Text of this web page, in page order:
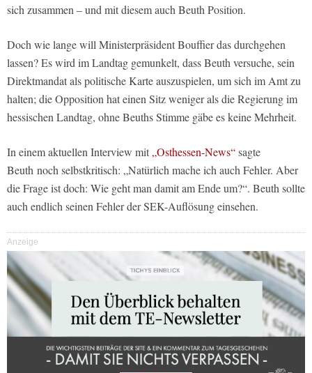
sich zusammen – und mit diesem auch Beuth Position.
Doch wie lange will Ministerpräsident Bouffier das durchgehen
lassen? Es wird im Landtag gemunkelt, dass Beuth versuche, sein
Direktmandat als politische Karte auszuspielen, um sich im Amt zu
halten; die Opposition hat einen Sitz weniger als die Regierung im
hessischen Landtag, ohne Beuths Stimme gäbe es keine Mehrheit.
In einem aktuellen Interview mit„Osthessen-News“sagte
Beuth noch selbstkritisch: „Natürlich mache ich auch Fehler. Aber
die Frage ist doch: Wie geht man damit am Ende um?“. Beuth sollte
auch endlich seinen Fehler der SEK-Auflösung einsehen.
Anzeige